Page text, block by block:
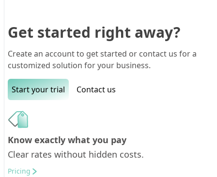
Get started right away?
Create an account to get started or contact us for a
customized solution for your business.
Start your trial Contact us
Know exactly what you pay
Clear rates without hidden costs.
Pricing